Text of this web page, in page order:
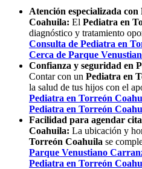
Atención especializada
Coahuila: El Pediatra en
diagnóstico y tratamiento
Consulta de Pediatra en
Cerca de Parque
Confianza y seguridad en
Contar con un Pediatra en
la salud de tus hijos con el
Pediatra en Torreón
Pediatra en Torreón
Facilidad para agendar
Coahuila: La ubicación y
Torreón Coahuila se
Parque Venustiano
Pediatra en Torreón